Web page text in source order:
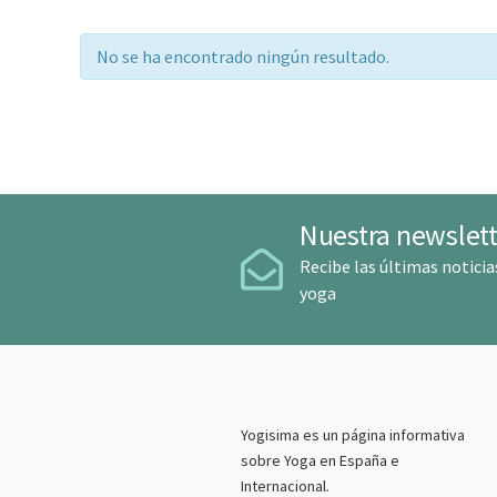
No se ha encontrado ningún resultado.
Nuestra
Recibe las últimas
yoga
Yogisima es un página informativa
sobre Yoga en España e
Internacional.